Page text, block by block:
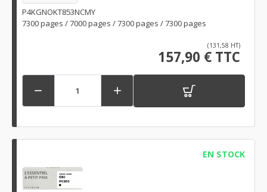
P4KGNOKT853NCMY
7300 pages / 7000 pages / 7300 pages / 7300 pages
(131,58 HT)
157,90 € TTC
 
EN STOCK